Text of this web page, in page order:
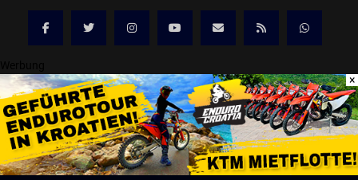
@2025 ENDURO.DE ONLINE MAGAZIN
Kontakt
Mediadaten/Werbung
Allgemeine Geschäftsbedingungen
Impressum
×